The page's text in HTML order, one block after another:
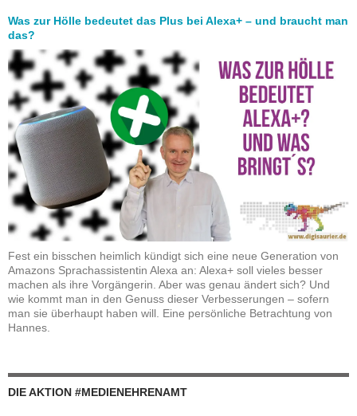
Was zur Hölle bedeutet das Plus bei Alexa+ – und braucht man
das?
Fest ein bisschen heimlich kündigt sich eine neue Generation von
Amazons Sprachassistentin Alexa an: Alexa+ soll vieles besser
machen als ihre Vorgängerin. Aber was genau ändert sich? Und
wie kommt man in den Genuss dieser Verbesserungen – sofern
man sie überhaupt haben will. Eine persönliche Betrachtung von
Hannes.
DIE AKTION #MEDIENEHRENAMT